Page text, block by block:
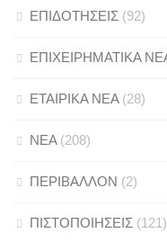
ΕΠΙΔΟΤΗΣΕΙΣ (92)
ΕΠΙΧΕΙΡΗΜΑΤΙΚΑ
ΕΤΑΙΡΙΚΑ ΝΕΑ(28)
ΝΕΑ(208)
ΠΕΡΙΒΑΛΛΟΝ (2)
ΠΙΣΤΟΠΟΙΗΣΕΙΣ (121)